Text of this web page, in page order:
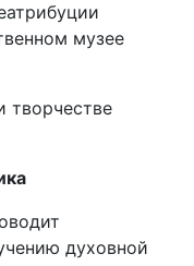
музее
творчестве
духовной